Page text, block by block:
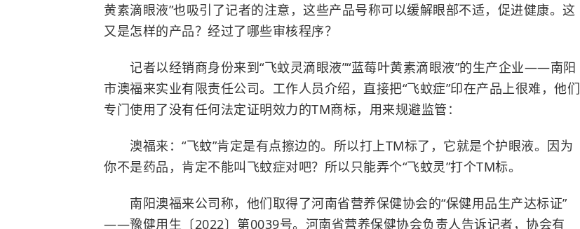
黄素滴眼液”也吸引了记者的注意，这些产品号称可以缓解眼部不适，促进健康。这
又是怎样的产品？经过了哪些审核程序？
记者以经销商身份来到“飞蚊灵滴眼液”“蓝莓叶黄素滴眼液”的生产企业——南阳
市澳福来实业有限责任公司。工作人员介绍，直接把“飞蚊症”印在产品上很难，他们
专门使用了没有任何法定证明效力的TM商标，用来规避监管：
澳福来：“飞蚊”肯定是有点擦边的。所以打上TM标了，它就是个护眼液。因为
你不是药品，肯定不能叫飞蚊症对吧？所以只能弄个“飞蚊灵”打个TM标。
南阳澳福来公司称，他们取得了河南省营养保健协会的“保健用品生产达标证”
——豫健用生〔2022〕第0039号。河南省营养保健协会负责人告诉记者，协会有